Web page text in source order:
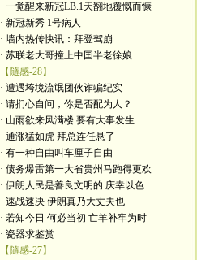
· 一觉醒来新冠LB.1天翻地覆慨而慷
· 新冠新秀 1号病人
· 墙内热传快讯：拜登驾崩
· 苏联老大哥撞上中囯半老徐娘
【隨感-28】
· 遭遇垮境流氓团伙诈骗纪实
· 请扪心自问，你是否配为人？
· 山雨欲来风满楼 要有大事发生
· 通涨猛如虎 拜总连任悬了
· 有一种自由叫车厘子自由
· 债务爆雷第一大省贵州马跑得更欢
· 伊朗人民是善良文明的 庆幸以色
· 速战速决 伊朗真乃大丈夫也
· 若知今日 何必当初 亡羊补牢为时
· 瓷器求鉴赏
【隨感-27】